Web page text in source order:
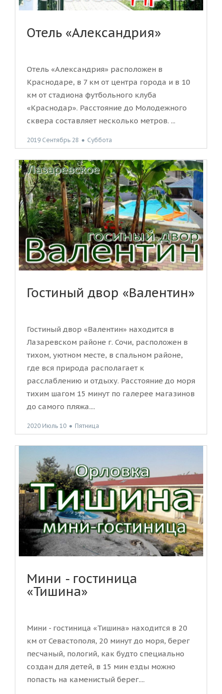
Отель «Александрия»
Отель «Александрия» расположен в
Краснодаре, в 7 км от центра города и в 10
км от стадиона футбольного клуба
«Краснодар». Расстояние до Молодежного
сквера составляет несколько метров. ...
2019 Сентябрь 28 ● Суббота
Гостиный двор «Валентин»
Гостиный двор «Валентин» находится в
Лазаревском районе г. Сочи, расположен в
тихом, уютном месте, в спальном районе,
где вся природа располагает к
расслаблению и отдыху. Расстояние до моря
тихим шагом 15 минут по галерее магазинов
до самого пляжа....
2020 Июль 10 ● Пятница
Мини - гостиница
«Тишина»
Мини - гостиница «Тишина» находится в 20
км от Севастополя, 20 минут до моря, берег
песчаный, пологий, как будто специально
создан для детей, в 15 мин езды можно
попасть на каменистый берег....